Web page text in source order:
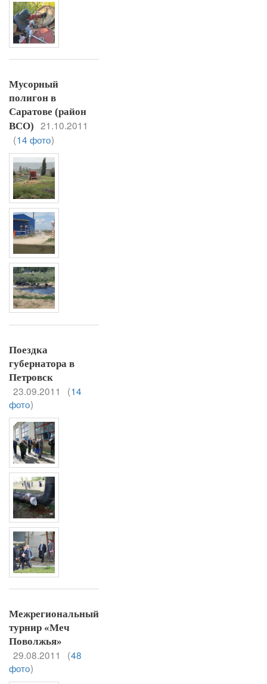
Мусорный
полигон в
Саратове (район
ВСО)
21.10.2011
(14 фото)
Поездка
губернатора в
Петровск
23.09.2011 (14
фото)
Межрегиональный
турнир «Меч
Поволжья»
29.08.2011 (48
фото)